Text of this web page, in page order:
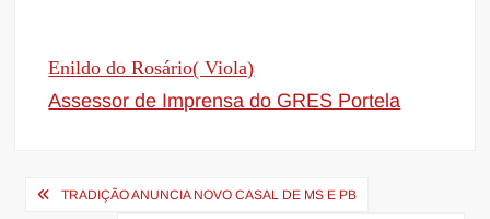
Enildo do Rosário( Viola)
Assessor de Imprensa do GRES Portela
Navegação
TRADIÇÃO ANUNCIA NOVO CASAL DE MS E PB